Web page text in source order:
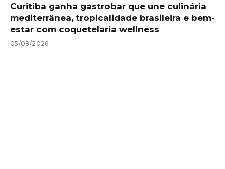
Curitiba ganha gastrobar que une culinária
mediterrânea, tropicalidade brasileira e bem-
estar com coquetelaria wellness
05/08/2026